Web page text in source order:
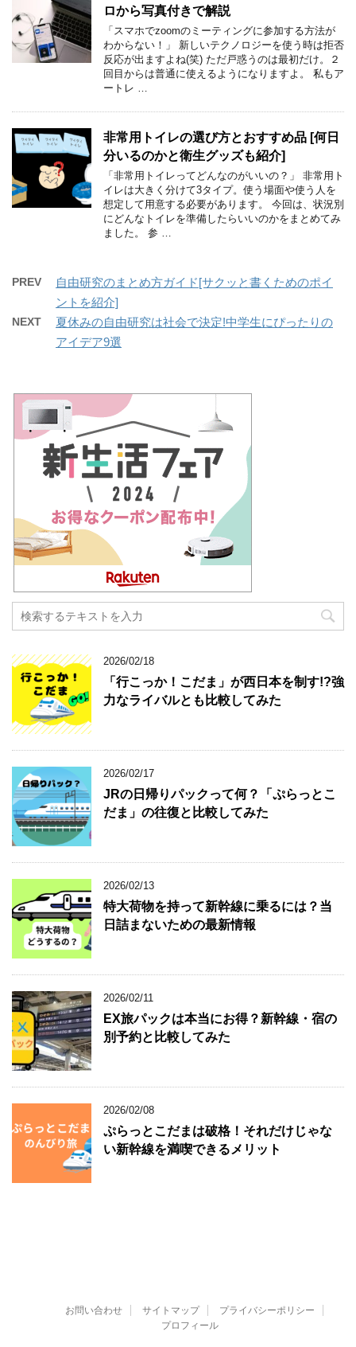
ロから写真付きで解説
「スマホでzoomのミーティングに参加する方法が
わからない！」 新しいテクノロジーを使う時は拒否
反応が出ますよね(笑) ただ戸惑うのは最初だけ。２
回目からは普通に使えるようになりますよ。 私もア
ートレ …
非常用トイレの選び方とおすすめ品 [何日
分いるのかと衛生グッズも紹介]
「非常用トイレってどんなのがいいの？」 非常用ト
イレは大きく分けて3タイプ。使う場面や使う人を
想定して用意する必要があります。 今回は、状況別
にどんなトイレを準備したらいいのかをまとめてみ
ました。 参 …
PREV
自由研究のまとめ方ガイド[サクッと書くためのポイ
ントを紹介]
NEXT
夏休みの自由研究は社会で決定!中学生にぴったりの
アイデア9選
2026/02/18
「行こっか！こだま」が西日本を制す!?強
力なライバルとも比較してみた
2026/02/17
JRの日帰りパックって何？「ぷらっとこ
だま」の往復と比較してみた
2026/02/13
特大荷物を持って新幹線に乗るには？当
日詰まないための最新情報
2026/02/11
EX旅パックは本当にお得？新幹線・宿の
別予約と比較してみた
2026/02/08
ぷらっとこだまは破格！それだけじゃな
い新幹線を満喫できるメリット
お問い合わせ サイトマップ
プライバシーポリシー
プロフィール